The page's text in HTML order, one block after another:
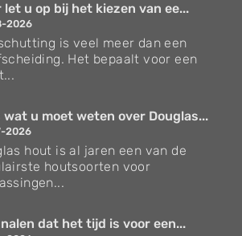
let u op bij het kiezen van ee...
2026
is veel meer dan een
Het bepaalt voor een
wat u moet weten over Douglas...
2026
hout is al jaren een van de
houtsoorten voor
dat het tijd is voor een...